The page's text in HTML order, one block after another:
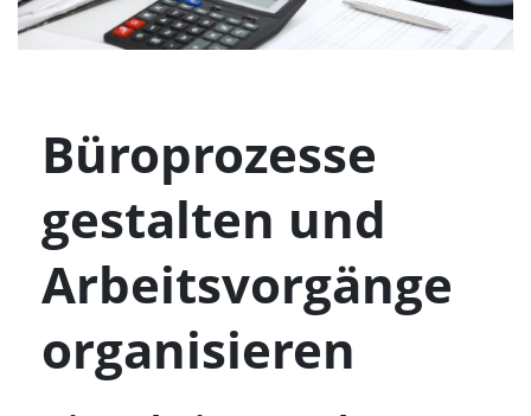
Büroprozesse
gestalten und
Arbeitsvorgänge
organisieren